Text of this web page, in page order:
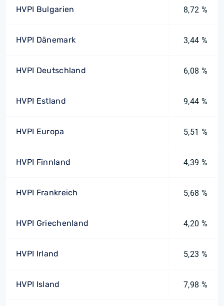
HVPI Bulgarien 8,72 %
HVPI Dänemark 3,44 %
HVPI Deutschland 6,08 %
HVPI Estland 9,44 %
HVPI Europa 5,51 %
HVPI Finnland 4,39 %
HVPI Frankreich 5,68 %
HVPI Griechenland 4,20 %
HVPI Irland 5,23 %
HVPI Island 7,98 %